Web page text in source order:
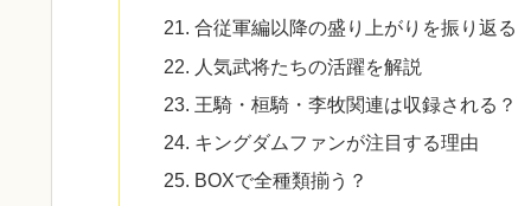
合従軍編以降の盛り上がりを振り返る
人気武将たちの活躍を解説
王騎・桓騎・李牧関連は収録される？
キングダムファンが注目する理由
BOXで全種類揃う？